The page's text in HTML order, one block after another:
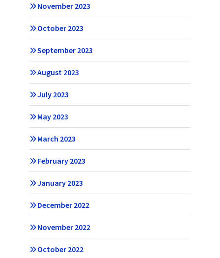
November 2023
October 2023
September 2023
August 2023
July 2023
May 2023
March 2023
February 2023
January 2023
December 2022
November 2022
October 2022